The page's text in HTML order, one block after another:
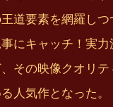
道要素を網羅し
にキャッチ！実
その映像クオリ
人気作となった。